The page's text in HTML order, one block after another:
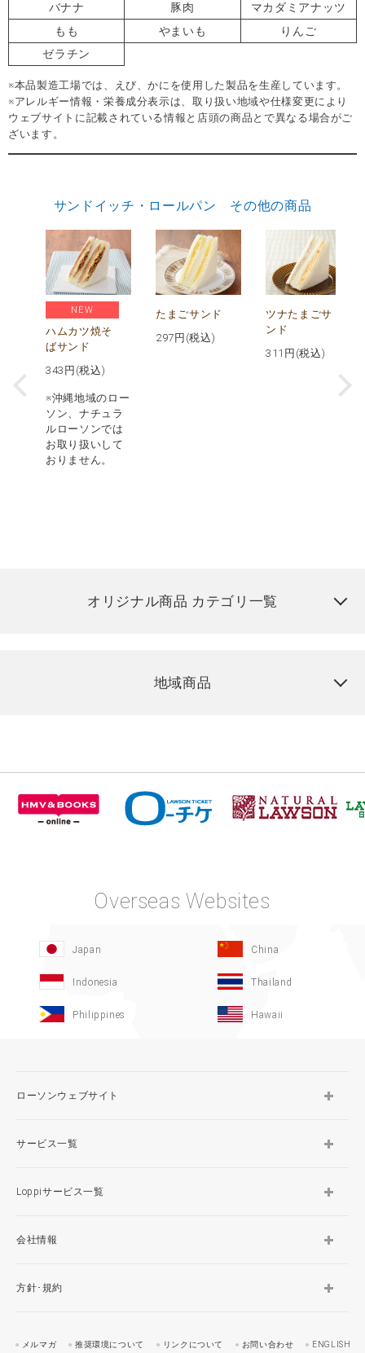
バナナ
豚肉
マカダミアナッツ
もも
やまいも
りんご
ゼラチン
※本品製造工場では、えび、かにを使用した製品を生産しています。
※アレルギー情報・栄養成分表示は、取り扱い地域や仕様変更により
ウェブサイトに記載されている情報と店頭の商品とで異なる場合がご
ざいます。
サンドイッチ・ロールパン その他の商品
NEW
ハムカツ焼そ
ばサンド
343 円(税込)
※沖縄地域のロー
ソン、ナチュラ
ルローソンでは
お取り扱いして
おりません。
たまごサンド
297 円(税込)
ツナたまごサ
ンド
311 円(税込)
オリジナル商品 カテゴリ一覧
地域商品
Overseas Websites
Japan China
Indonesia Thailand
Philippines Hawaii
ローソンウェブサイト
サービス一覧
Loppiサービス一覧
会社情報
方針･規約
メルマガ 推奨環境について リンクについて お問い合わせ ENGLISH